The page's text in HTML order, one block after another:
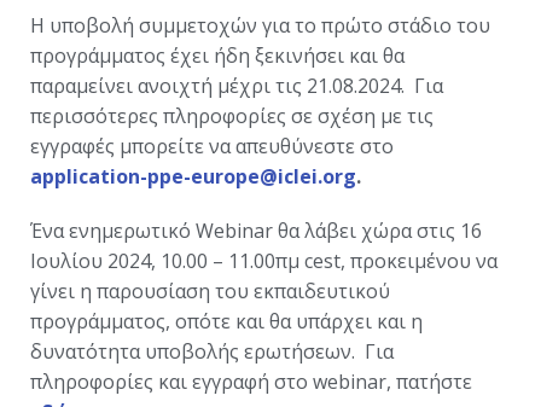
Η υποβολή συμμετοχών για το πρώτο στάδιο του
προγράμματος έχει ήδη ξεκινήσει και θα
παραμείνει ανοιχτή μέχρι τις 21.08.2024. Για
περισσότερες πληροφορίες σε σχέση με τις
εγγραφές μπορείτε να απευθύνεστε στο
application-ppe-europe@iclei.org.
Ένα ενημερωτικό Webinar θα λάβει χώρα στις 16
Ιουλίου 2024, 10.00 – 11.00πμ cest, προκειμένου να
γίνει η παρουσίαση του εκπαιδευτικού
προγράμματος, οπότε και θα υπάρχει και η
δυνατότητα υποβολής ερωτήσεων. Για
πληροφορίες και εγγραφή στο webinar, πατήστε